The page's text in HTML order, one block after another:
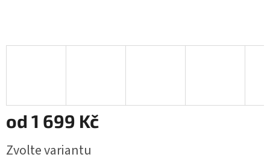
od 1 699 Kč
cena:
Zvolte variantu